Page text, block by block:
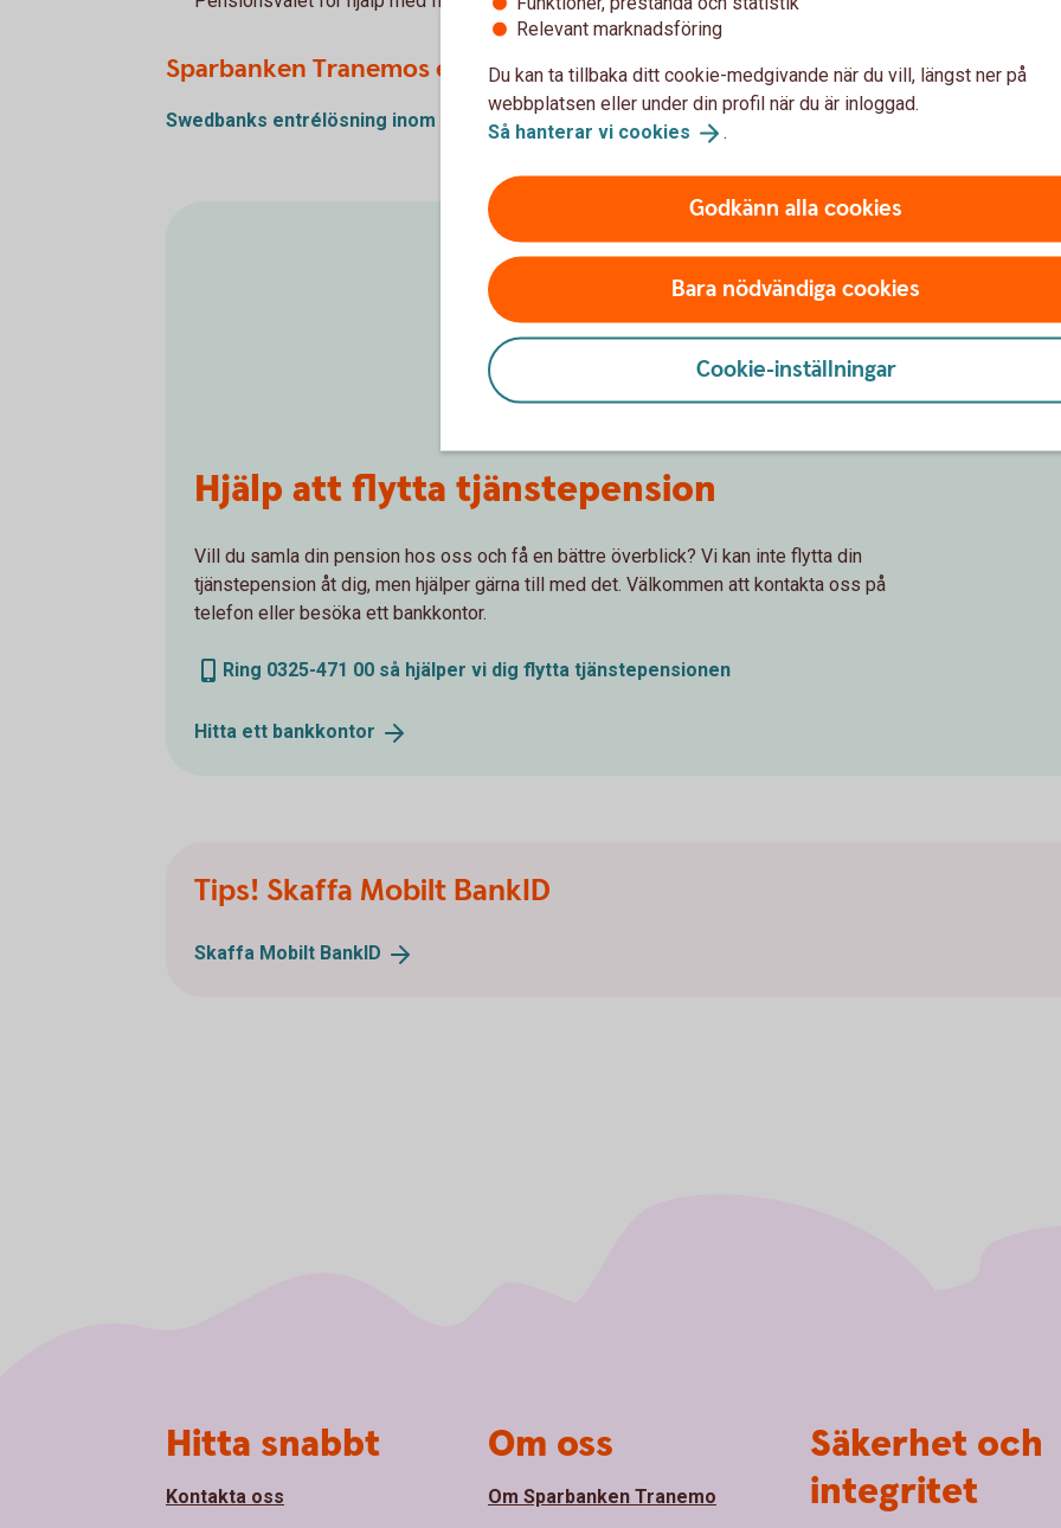
Sparbanken Tranemos erbjudande
Swedbanks entrélösning inom PA 16(pdf)
Hjälp att flytta tjänstepension
Vill du samla din pension hos oss och få en bättre överblick? Vi kan inte flytta din
tjänstepension åt dig, men hjälper gärna till med det. Välkommen att kontakta oss på
telefon eller besöka ett bankkontor.
Ring 0325-471 00 så hjälper vi dig flytta tjänstepensionen
Hitta ett bankkontor
Få hjälp med
flytt av pension
Tips! Skaffa Mobilt BankID
Skaffa Mobilt BankID
Relevant marknadsföring
Du kan ta tillbaka ditt cookie-medgivande när du vill, längst ner på
webbplatsen eller under din profil när du är inloggad.
Så hanterar vi cookies .
Godkänn alla cookies
Bara nödvändiga cookies
Cookie-inställningar
Hitta snabbt
Kontakta oss
Om oss
Om Sparbanken Tranemo
Säkerhet och
integritet